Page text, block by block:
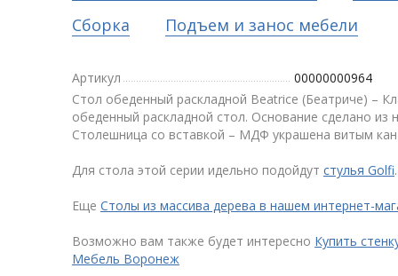
Сборка Подъем и занос мебели
Артикул
00000000964
Стол обеденный раскладной Beatrice (Беатриче) –
обеденный раскладной стол. Основание сделано из
Столешница со вставкой – МДФ украшена витым
Для стола этой серии идельно подойдут стулья Golfi.
Еще Столы из массива дерева в нашем интернет-
Возможно вам также будет интересно Купить
Мебель Воронеж